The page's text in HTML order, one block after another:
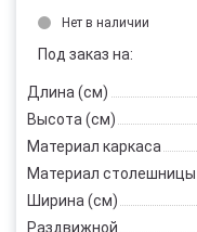
Нет в наличии
Под заказ на:
Длина (см)
Высота (см)
Материал каркаса
Материал столешницы
Ширина (см)
Раздвижной